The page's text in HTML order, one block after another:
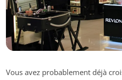
Vous avez probablement déjà